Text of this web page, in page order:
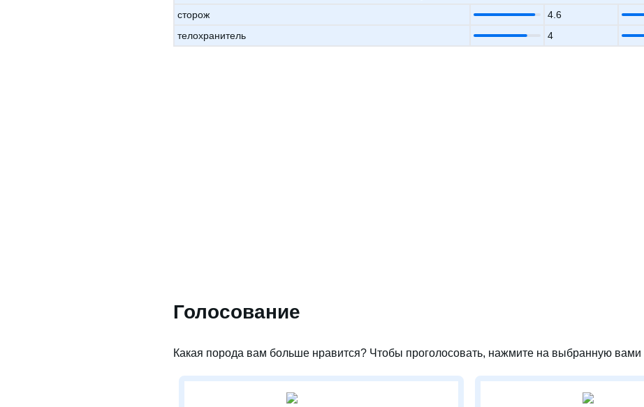
сторож
4.6
телохранитель
4
Голосование
Какая порода вам больше нравится? Чтобы проголосовать, нажмите на выбранную вами